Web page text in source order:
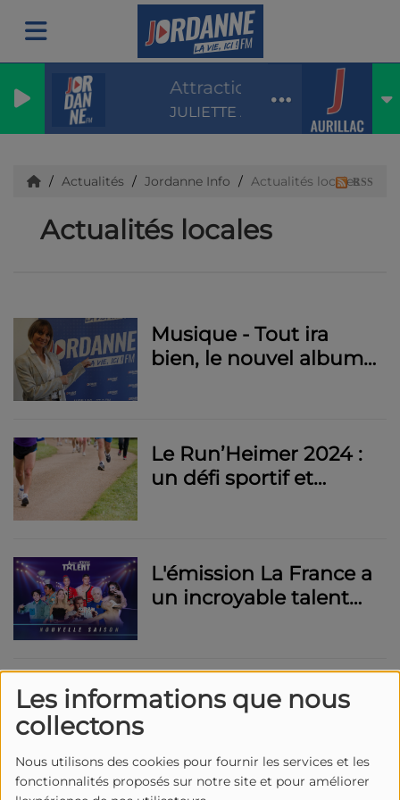
Les informations que nous
collectons
Nous utilisons des cookies pour fournir les services et les
fonctionnalités proposés sur notre site et pour améliorer
Attraction
JULIETTE ARMANET &
Actualités Jordanne Info Actualités locales
Actualités locales
RSS
Musique - Tout ira
bien, le nouvel album
Le Run’Heimer 2024 :
un défi sportif et
L'émission La France a
un incroyable talent
Le Collège judiciaire
d’Aurillac : un pont
public